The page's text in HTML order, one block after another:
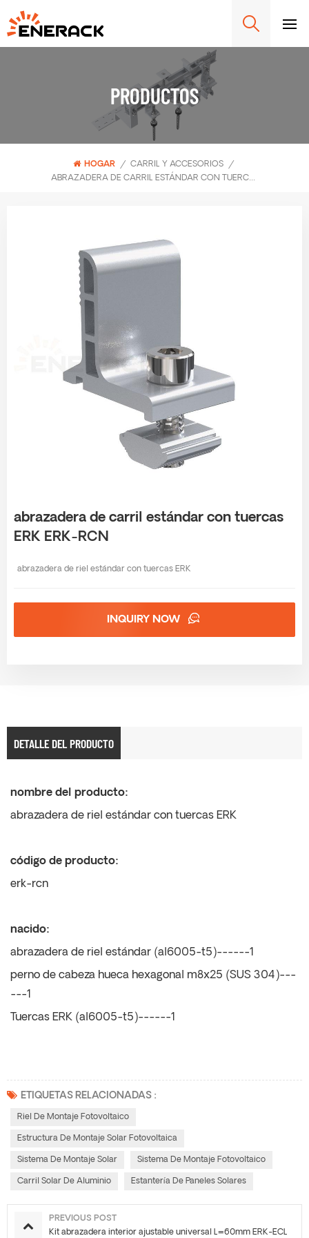
PRODUCTOS
HOGAR / CARRIL Y ACCESORIOS
/
ABRAZADERA DE CARRIL ESTÁNDAR CON TUERCAS ERK ERK-RCN
abrazadera de carril estándar con tuercas
ERK ERK-RCN
abrazadera de riel estándar con tuercas ERK
INQUIRY NOW
DETALLE DEL PRODUCTO
nombre del producto:
abrazadera de riel estándar con tuercas ERK
código de producto:
erk-rcn
nacido:
abrazadera de riel estándar (al6005-t5)------1
perno de cabeza hueca hexagonal m8x25 (SUS 304)---
---1
Tuercas ERK (al6005-t5)------1
ETIQUETAS RELACIONADAS :
Riel De Montaje Fotovoltaico
Estructura De Montaje Solar Fotovoltaica
Sistema De Montaje Solar Sistema De Montaje Fotovoltaico
Carril Solar De Aluminio Estantería De Paneles Solares
PREVIOUS POST
Kit abrazadera interior ajustable universal L=60mm ERK-ECL